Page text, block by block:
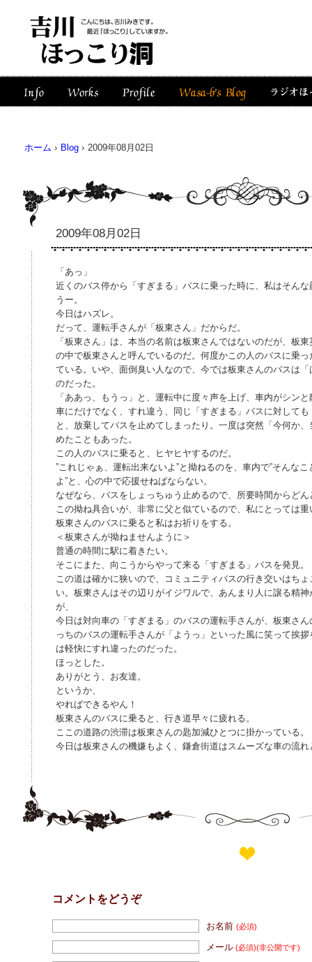
ホーム › Blog › 2009年08月02日
2009年08月02日
「あっ」
近くのバス停から「すぎまる」バスに乗った時に、私はそんな
うー。
今日はハズレ。
だって、運転手さんが「板東さん」だからだ。
「板東さん」は、本当の名前は板東さんではないのだが、板
の中で板東さんと呼んでいるのだ。何度かこの人のバスに乗
ている。いや、面倒臭い人なので、今では板東さんのバスは
のだった。
「ああっ、もうっ」と、運転中に度々声を上げ、車内がシン
車にだけでなく、すれ違う、同じ「すぎまる」バスに対して
と、放棄してバスを止めてしまったり。一度は突然「今何か
めたこともあった。
この人のバスに乗ると、ヒヤヒヤするのだ。
”これじゃぁ、運転出来ないよ”と拗ねるのを、車内で”そんな
よ”と、心の中で応援せねばならない。
なぜなら、バスをしょっちゅう止めるので、所要時間からど
この拗ね具合いが、非常に父と似ているので、私にとっては
板東さんのバスに乗ると私はお祈りをする。
＜板東さんが拗ねませんように＞
普通の時間に駅に着きたい。
そこにまた、向こうからやって来る「すぎまる」バスを発見。
この道は確かに狭いので、コミュニティバスの行き交いはち
い。板東さんはその辺りがイジワルで、あんまり人に譲る精神
が、
今日は対向車の「すぎまる」のバスの運転手さんが、板東さ
っちのバスの運転手さんが「ようっ」といった風に笑って挨
は軽快にすれ違ったのだった。
ほっとした。
ありがとう、お友達。
というか、
やればできるやん！
板東さんのバスに乗ると、行き道早々に疲れる。
ここの道路の渋滞は板東さんの匙加減ひとつに掛かっている。
今日は板東さんの機嫌もよく、鎌倉街道はスムーズな車の流れ
コメントをどうぞ
お名前(必須)
メール (必須)(非公開です)